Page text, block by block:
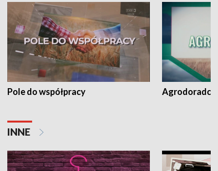
Pole do współpracy Agrodoradcy
INNE